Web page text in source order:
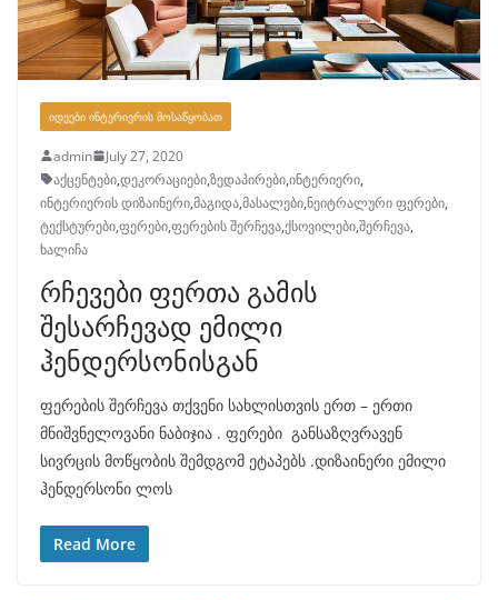
ᲘᲓᲔᲔᲑᲘ ᲘᲜᲢᲔᲠᲘᲔᲠᲘᲡ ᲛᲝᲡᲐᲬᲧᲝᲑᲐᲗ
admin
July 27, 2020
აქცენტები,დეკორაციები,ზედაპირები,ინტერიერი,
ინტერიერის დიზაინერი,მაგიდა,მასალები,ნეიტრალური ფერები,
ტექსტურები,ფერები,ფერების შერჩევა,ქსოვილები,შერჩევა,
ხალიჩა
რჩევები ფერთა გამის
შესარჩევად ემილი
ჰენდერსონისგან
ფერების შერჩევა თქვენი სახლისთვის ერთ – ერთი
მნიშვნელოვანი ნაბიჯია . ფერები განსაზღვრავენ
სივრცის მოწყობის შემდგომ ეტაპებს .დიზაინერი ემილი
ჰენდერსონი ლოს
Read More